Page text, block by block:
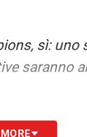
sì: uno
saranno
sì in tre